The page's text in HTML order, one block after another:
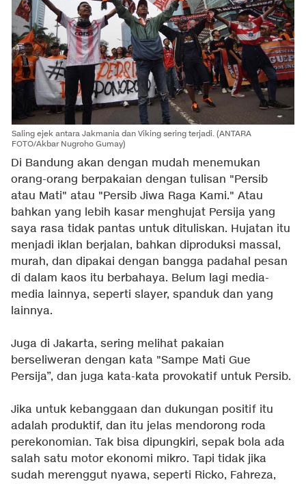
Saling ejek antara Jakmania dan Viking sering terjadi. (ANTARA
FOTO/Akbar Nugroho Gumay)
Di Bandung akan dengan mudah menemukan
orang-orang berpakaian dengan tulisan "Persib
atau Mati" atau "Persib Jiwa Raga Kami." Atau
bahkan yang lebih kasar menghujat Persija yang
saya rasa tidak pantas untuk dituliskan. Hujatan itu
menjadi iklan berjalan, bahkan diproduksi massal,
murah, dan dipakai dengan bangga padahal pesan
di dalam kaos itu berbahaya. Belum lagi media-
media lainnya, seperti slayer, spanduk dan yang
lainnya.
Juga di Jakarta, sering melihat pakaian
berseliweran dengan kata "Sampe Mati Gue
Persija”, dan juga kata-kata provokatif untuk Persib.
Jika untuk kebanggaan dan dukungan positif itu
adalah produktif, dan itu jelas mendorong roda
perekonomian. Tak bisa dipungkiri, sepak bola ada
salah satu motor ekonomi mikro. Tapi tidak jika
sudah merenggut nyawa, seperti Ricko, Fahreza,